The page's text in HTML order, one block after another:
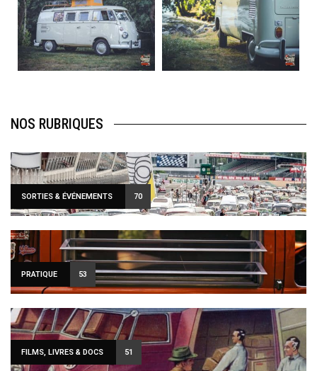
Août 10
120
0
Août 10
108
0
NOS RUBRIQUES
SORTIES & ÉVÉNEMENTS 70
PRATIQUE 53
FILMS, LIVRES & DOCS 51